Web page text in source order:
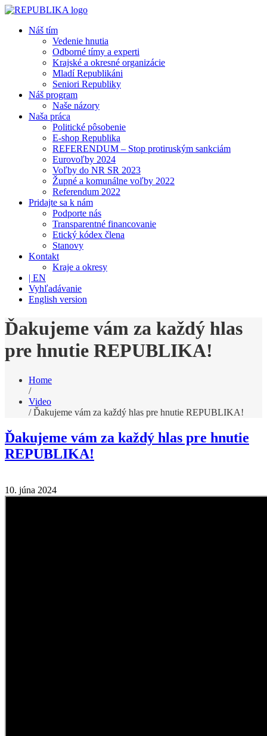
Náš tím
Vedenie hnutia
Odborné tímy a experti
Krajské a okresné organizácie
Mladí Republikáni
Seniori Republiky
Náš program
Naše názory
Naša práca
Politické pôsobenie
E-shop Republika
REFERENDUM – Stop protiruským sankciám
Eurovoľby 2024
Voľby do NR SR 2023
Župné a komunálne voľby 2022
Referendum 2022
Pridajte sa k nám
Podporte nás
Transparentné financovanie
Etický kódex člena
Stanovy
Kontakt
Kraje a okresy
| EN
Vyhľadávanie
English version
Ďakujeme vám za každý hlas
pre hnutie REPUBLIKA!
Home
/
Video
/ Ďakujeme vám za každý hlas pre hnutie REPUBLIKA!
Ďakujeme vám za každý hlas pre hnutie
REPUBLIKA!
10. júna 2024